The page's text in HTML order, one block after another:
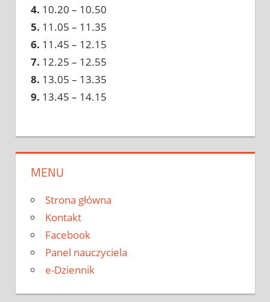
4. 10.20 – 10.50
5. 11.05 – 11.35
6. 11.45 – 12.15
7. 12.25 – 12.55
8. 13.05 – 13.35
9. 13.45 – 14.15
MENU
Strona główna
Kontakt
Facebook
Panel nauczyciela
e-Dziennik